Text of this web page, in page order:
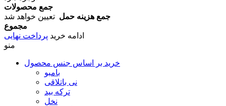
جمع محصولات
جمع هزینه حمل تعیین خواهد شد
مجموع
ادامه خرید پرداخت نهایی
منو
خرید بر اساس جنس محصول
بامبو
نی باتلاقی
ترکه بید
نخل